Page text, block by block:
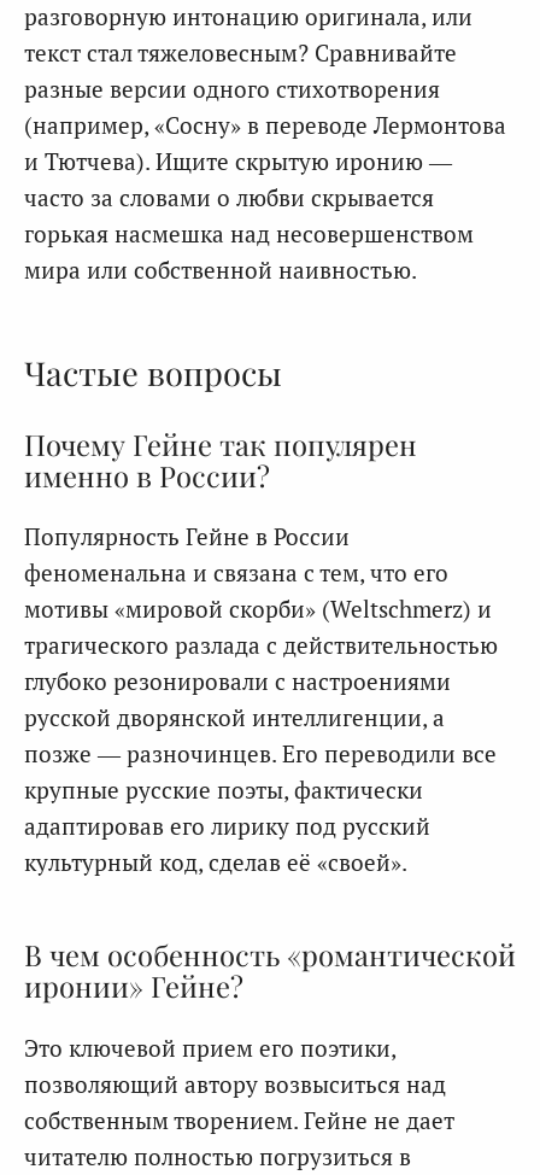
разговорную интонацию оригинала, или
текст стал тяжеловесным? Сравнивайте
разные версии одного стихотворения
(например, «Сосну» в переводе Лермонтова
и Тютчева). Ищите скрытую иронию —
часто за словами о любви скрывается
горькая насмешка над несовершенством
мира или собственной наивностью.
Частые вопросы
Почему Гейне так популярен
именно в России?
Популярность Гейне в России
феноменальна и связана с тем, что его
мотивы «мировой скорби» (Weltschmerz) и
трагического разлада с действительностью
глубоко резонировали с настроениями
русской дворянской интеллигенции, а
позже — разночинцев. Его переводили все
крупные русские поэты, фактически
адаптировав его лирику под русский
культурный код, сделав её «своей».
В чем особенность «романтической
иронии» Гейне?
Это ключевой прием его поэтики,
позволяющий автору возвыситься над
собственным творением. Гейне не дает
читателю полностью погрузиться в